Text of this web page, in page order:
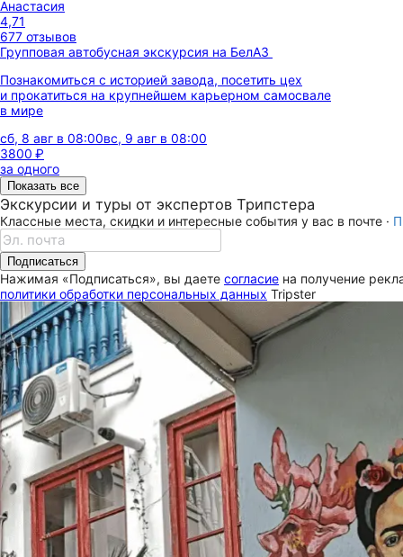
Анастасия
4,71
677 отзывов
Групповая автобусная экскурсия на БелАЗ
Познакомиться с историей завода, посетить цех
и прокатиться на крупнейшем карьерном самосвале
в мире
сб, 8 авг в 08:00вс, 9 авг в 08:00
3800 ₽
за одного
Показать все
Экскурсии и туры от экспертов Трипстера
Классные места, скидки и интересные события у вас в почте ·
Подписаться
Нажимая «Подписаться», вы даете согласие на получение
политики обработки персональных данных Tripster